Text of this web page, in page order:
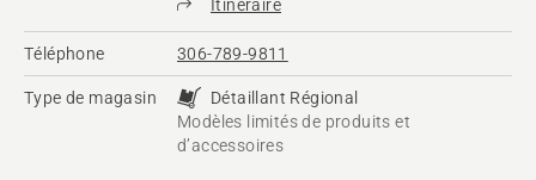
Itinéraire
Téléphone 306-789-9811
Type de magasin
Détaillant Régional
Modèles limités de produits et
d’accessoires